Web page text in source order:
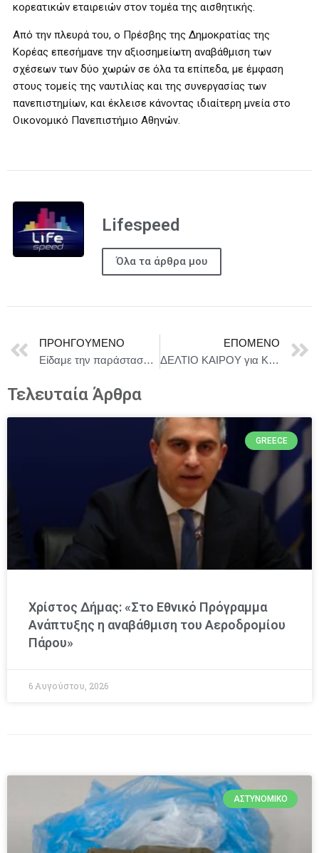
κορεατικών εταιρειών στον τομέα της αισθητικής.
Από την πλευρά του, ο Πρέσβης της Δημοκρατίας της
Κορέας επεσήμανε την αξιοσημείωτη αναβάθμιση των
σχέσεων των δύο χωρών σε όλα τα επίπεδα, με έμφαση
στους τομείς της ναυτιλίας και της συνεργασίας των
πανεπιστημίων, και έκλεισε κάνοντας ιδιαίτερη μνεία στο
Οικονομικό Πανεπιστήμιο Αθηνών.
Lifespeed
Όλα τα άρθρα μου
ΠΡΟΗΓΟΎΜΕΝΟ
Είδαμε την παράσταση «Εμένα οι μικρές ιστορίες με νοιάζουν, Ναπολέων!», στο θέατρο ΕΝ ΑΘΗΝΑΙΣ και σας μεταφέρουμε τις εντυπώσεις μας!
ΕΠΌΜΕΝΟ
ΔΕΛΤΙΟ ΚΑΙΡΟΥ για Κυριακή 25/5
Τελευταία Άρθρα
GREECE
Χρίστος Δήμας: «Στο Εθνικό Πρόγραμμα
Ανάπτυξης η αναβάθμιση του Αεροδρομίου
Πάρου»
6 Αυγούστου, 2026
ΑΣΤΥΝΟΜΙΚΌ